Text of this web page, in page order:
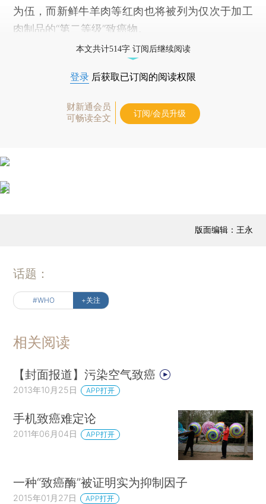
为伍，而新鲜牛羊肉等红肉也将被列为仅次于加工
肉制品的“第二等级”致癌物。
本文共计514字 订阅后继续阅读
登录 后获取已订阅的阅读权限
财新通会员
可畅读全文
订阅/会员升级
版面编辑：王永
话题：
#WHO +关注
相关阅读
【封面报道】污染空气致癌
2013年10月25日 APP打开
手机致癌难定论
2011年06月04日 APP打开
一种“致癌酶”被证明实为抑制因子
2015年01月27日 APP打开